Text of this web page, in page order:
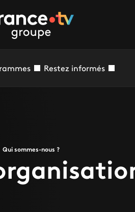
Restez informés
Qui sommes-nous ?